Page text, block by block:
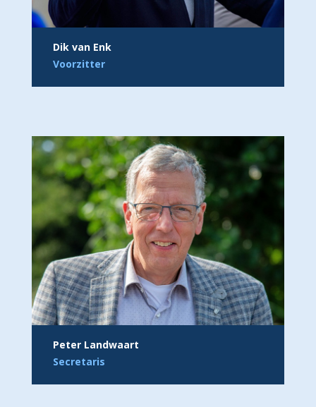
Dik van Enk
Voorzitter
Peter Landwaart
Secretaris